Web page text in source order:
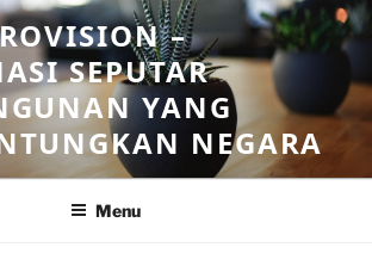
–
SEPUTAR
YANG
NEGARA
Menu